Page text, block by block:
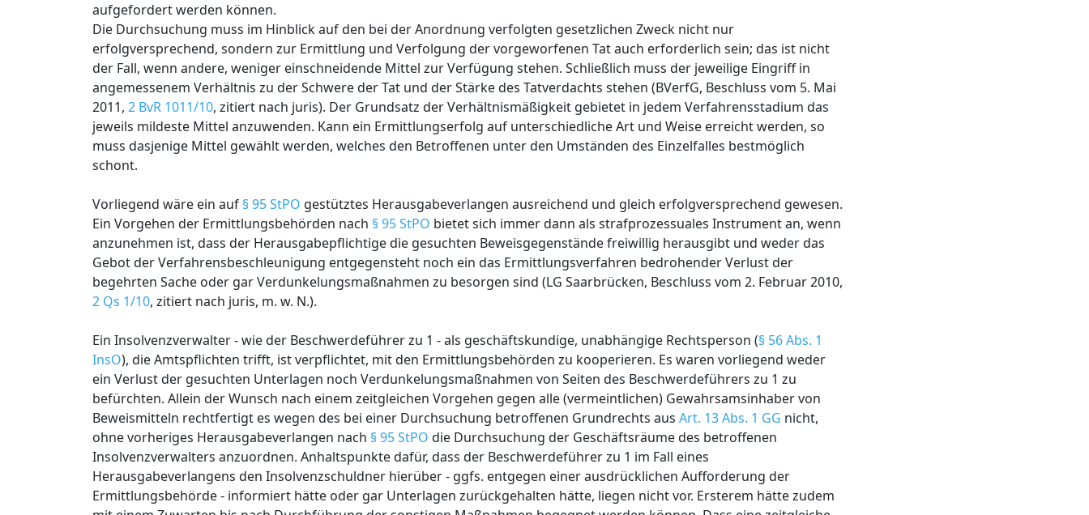
aufgefordert werden können.
Die Durchsuchung muss im Hinblick auf den bei der Anordnung verfolgten gesetzlichen Zweck nicht nur
erfolgversprechend, sondern zur Ermittlung und Verfolgung der vorgeworfenen Tat auch erforderlich sein; das ist nicht
der Fall, wenn andere, weniger einschneidende Mittel zur Verfügung stehen. Schließlich muss der jeweilige Eingriff in
angemessenem Verhältnis zu der Schwere der Tat und der Stärke des Tatverdachts stehen (BVerfG, Beschluss vom 5. Mai
2011, 2 BvR 1011/10, zitiert nach juris). Der Grundsatz der Verhältnismäßigkeit gebietet in jedem Verfahrensstadium das
jeweils mildeste Mittel anzuwenden. Kann ein Ermittlungserfolg auf unterschiedliche Art und Weise erreicht werden, so
muss dasjenige Mittel gewählt werden, welches den Betroffenen unter den Umständen des Einzelfalles bestmöglich
schont.
Vorliegend wäre ein auf § 95 StPO gestütztes Herausgabeverlangen ausreichend und gleich erfolgversprechend gewesen.
Ein Vorgehen der Ermittlungsbehörden nach § 95 StPO bietet sich immer dann als strafprozessuales Instrument an, wenn
anzunehmen ist, dass der Herausgabepflichtige die gesuchten Beweisgegenstände freiwillig herausgibt und weder das
Gebot der Verfahrensbeschleunigung entgegensteht noch ein das Ermittlungsverfahren bedrohender Verlust der
begehrten Sache oder gar Verdunkelungsmaßnahmen zu besorgen sind (LG Saarbrücken, Beschluss vom 2. Februar 2010,
2 Qs 1/10, zitiert nach juris, m. w. N.).
Ein Insolvenzverwalter - wie der Beschwerdeführer zu 1 - als geschäftskundige, unabhängige Rechtsperson (§ 56 Abs. 1
InsO), die Amtspflichten trifft, ist verpflichtet, mit den Ermittlungsbehörden zu kooperieren. Es waren vorliegend weder
ein Verlust der gesuchten Unterlagen noch Verdunkelungsmaßnahmen von Seiten des Beschwerdeführers zu 1 zu
befürchten. Allein der Wunsch nach einem zeitgleichen Vorgehen gegen alle (vermeintlichen) Gewahrsamsinhaber von
Beweismitteln rechtfertigt es wegen des bei einer Durchsuchung betroffenen Grundrechts aus Art. 13 Abs. 1 GG nicht,
ohne vorheriges Herausgabeverlangen nach § 95 StPO die Durchsuchung der Geschäftsräume des betroffenen
Insolvenzverwalters anzuordnen. Anhaltspunkte dafür, dass der Beschwerdeführer zu 1 im Fall eines
Herausgabeverlangens den Insolvenzschuldner hierüber - ggfs. entgegen einer ausdrücklichen Aufforderung der
Ermittlungsbehörde - informiert hätte oder gar Unterlagen zurückgehalten hätte, liegen nicht vor. Ersterem hätte zudem